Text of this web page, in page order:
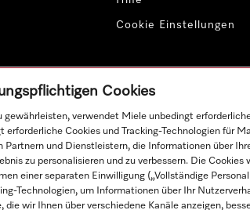
Cookie Einstellungen
Alle Produktpreise zzgl. MwSt.;
Cookies
verwendet Miele unbedingt
Cookies und Tracking-Technologien für
und Dienstleistern, die Informationen über
zu personalisieren und zu verbessern. Die Cookies
einer separaten Einwilligung („Vollständige
Technologien, um Informationen über Ihr
wir Ihnen über verschiedene Kanäle anzeigen,